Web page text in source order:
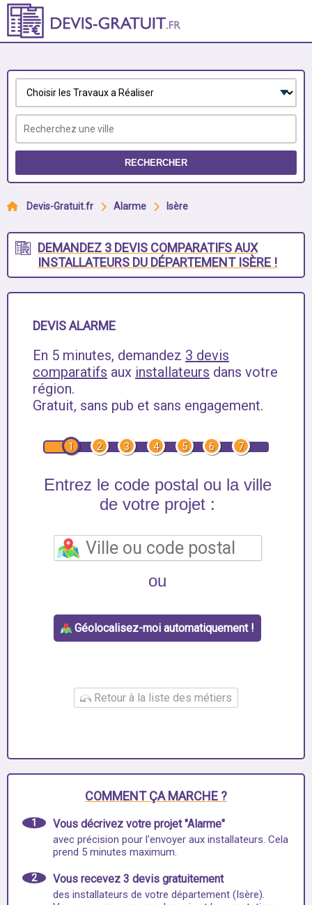
RECHERCHER
Devis-Gratuit.fr Alarme Isère
DEMANDEZ 3 DEVIS COMPARATIFS AUX
INSTALLATEURS DU DÉPARTEMENT ISÈRE !
DEVIS ALARME
En 5 minutes, demandez 3 devis
comparatifs aux installateurs dans votre
région.
Gratuit, sans pub et sans engagement.
1 2 3 4 5 6 7
Entrez le code postal ou la ville
de votre projet :
ou
Géolocalisez-moi automatiquement !
Retour à la liste des métiers
COMMENT ÇA MARCHE ?
1 Vous décrivez votre projet "Alarme"
avec précision pour l'envoyer aux installateurs. Cela
prend 5 minutes maximum.
2 Vous recevez 3 devis gratuitement
des installateurs de votre département (Isère).